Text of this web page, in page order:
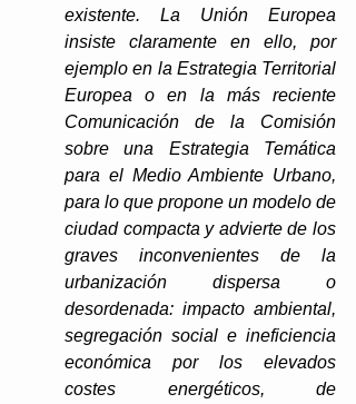
existente. La Unión Europea
insiste claramente en ello, por
ejemplo en la Estrategia Territorial
Europea o en la más reciente
Comunicación de la Comisión
sobre una Estrategia Temática
para el Medio Ambiente Urbano,
para lo que propone un modelo de
ciudad compacta y advierte de los
graves inconvenientes de la
urbanización dispersa o
desordenada: impacto ambiental,
segregación social e ineficiencia
económica por los elevados
costes energéticos, de